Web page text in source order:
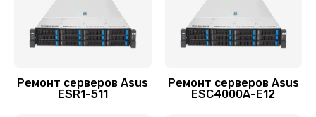
Ремонт блока питания
1200 руб.
Настройка оборудования
Ремонт серверов Asus
ESR1-511
Ремонт серверов Asus
ESC4000A-E12